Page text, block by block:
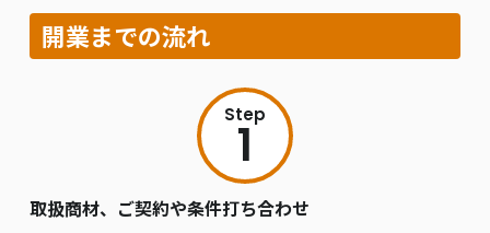
開業までの流れ
Step
1
取扱商材、ご契約や条件打ち合わせ